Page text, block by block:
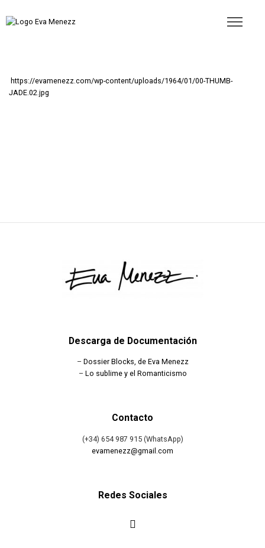
https://evamenezz.com/wp-content/uploads/1964/01/00-THUMB-
JADE.02.jpg
Descarga de Documentación
– Dossier Blocks, de Eva Menezz
– Lo sublime y el Romanticismo
Contacto
(+34) 654 987 915 (WhatsApp)
evamenezz@gmail.com
Redes Sociales